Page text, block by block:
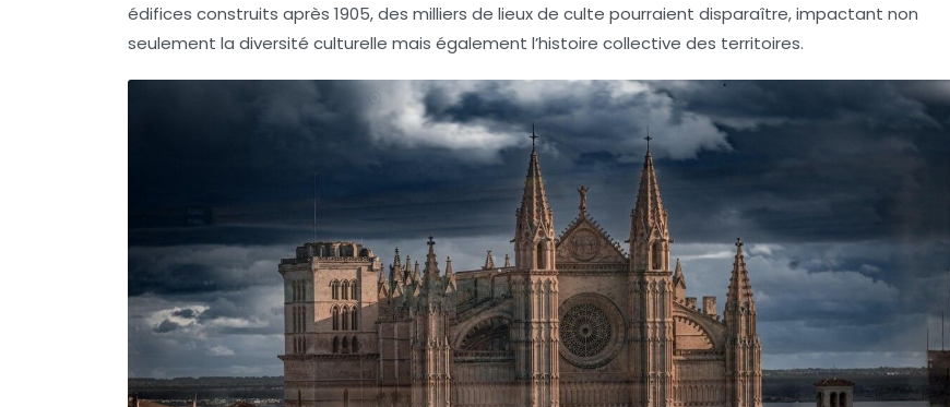
édifices construits après 1905, des milliers de lieux de culte pourraient disparaître, impactant non
seulement la diversité culturelle mais également l’histoire collective des territoires.